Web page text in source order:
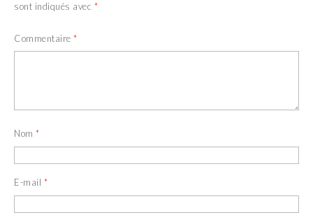
sont indiqués avec *
Commentaire *
Nom *
E-mail *